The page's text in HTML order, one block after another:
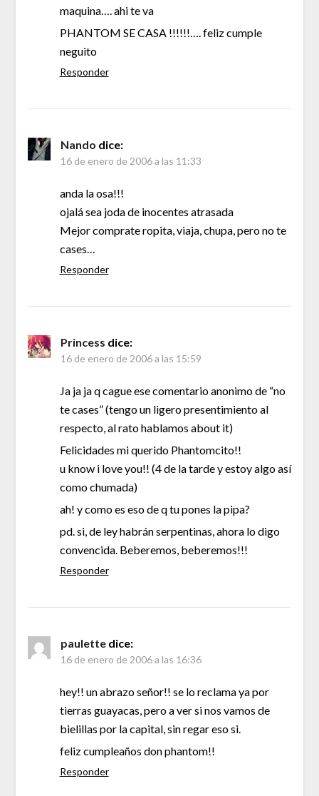
maquina…. ahi te va
PHANTOM SE CASA !!!!!!…. feliz cumple
neguito
Responder
Nando dice:
16 de enero de 2006 a las 11:33
anda la osa!!!
ojalá sea joda de inocentes atrasada
Mejor comprate ropita, viaja, chupa, pero no te
cases…
Responder
Princess dice:
16 de enero de 2006 a las 15:59
Ja ja ja q cague ese comentario anonimo de “no
te cases” (tengo un ligero presentimiento al
respecto, al rato hablamos about it)
Felicidades mi querido Phantomcito!!
u know i love you!! (4 de la tarde y estoy algo así
como chumada)
ah! y como es eso de q tu pones la pipa?
pd. si, de ley habrán serpentinas, ahora lo digo
convencida. Beberemos, beberemos!!!
Responder
paulette dice:
16 de enero de 2006 a las 16:36
hey!! un abrazo señor!! se lo reclama ya por
tierras guayacas, pero a ver si nos vamos de
bielillas por la capital, sin regar eso si.
feliz cumpleaños don phantom!!
Responder